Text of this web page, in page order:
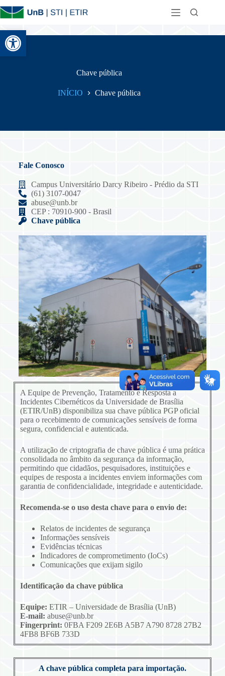
Abrir a barra de ferramentas
Chave pública
INÍCIO Chave pública
Fale Conosco
Campus Universitário Darcy Ribeiro - Prédio da STI
(61) 3107-0047
abuse@unb.br
CEP : 70910-900 - Brasil
Chave pública
A Equipe de Prevenção, Tratamento e Resposta a
Incidentes Cibernéticos da Universidade de Brasília
(ETIR/UnB) disponibiliza sua chave pública PGP oficial
para o recebimento de comunicações sensíveis de forma
segura, confidencial e autenticada.
A utilização de criptografia de chave pública é uma prática
consolidada no âmbito da segurança da informação,
permitindo que cidadãos, pesquisadores, instituições e
equipes de resposta a incidentes enviem informações com
garantia de confidencialidade, integridade e autenticidade.
Recomenda-se o uso desta chave para o envio de:
Relatos de incidentes de segurança
Informações sensíveis
Evidências técnicas
Indicadores de comprometimento (IoCs)
Comunicações que exijam sigilo
Identificação da chave pública
Equipe: ETIR – Universidade de Brasília (UnB)
E-mail: abuse@unb.br
Fingerprint: 0FBA F209 2E6B A5B7 A790 8728 27B2
4FB8 BF6B 733D
A chave pública completa para importação.